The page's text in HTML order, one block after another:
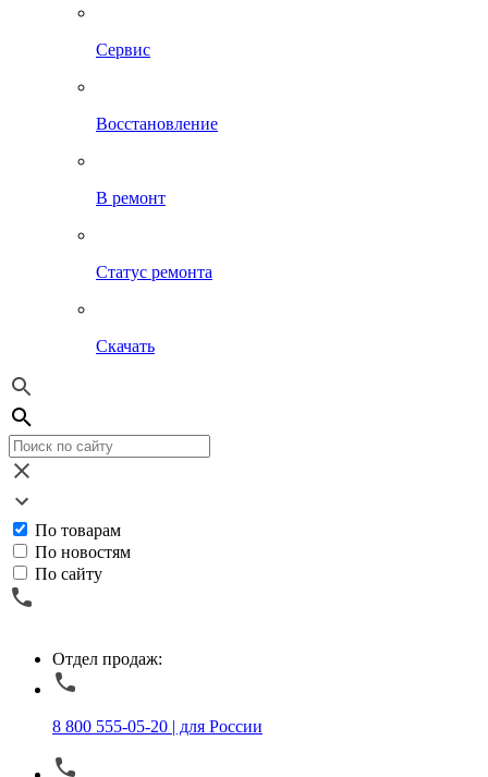
Сервис
Восстановление
В ремонт
Статус ремонта
Скачать
По товарам
По новостям
По сайту
Отдел продаж:
8 800 555-05-20 | для России